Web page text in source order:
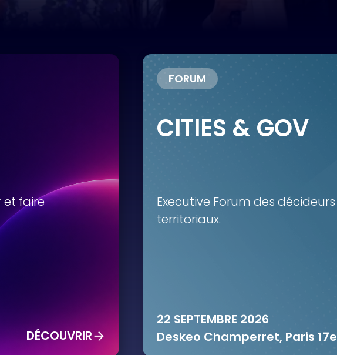
et faire
DÉCOUVRIR
FORUM
CITIES & GOV
Executive Forum des décideurs
territoriaux.
22 SEPTEMBRE 2026
Deskeo Champerret, Paris 17e